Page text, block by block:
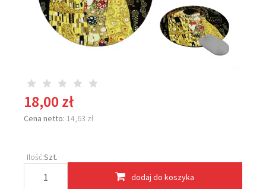
18,00 zł
Cena netto: 14,63 zł
Ilość:Szt.
dodaj do koszyka